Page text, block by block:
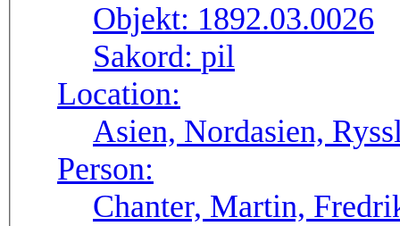
Objekt: 1892.03.0026
Sakord: pil
Location:
Asien, Nordasien,
Person:
Chanter, Martin,